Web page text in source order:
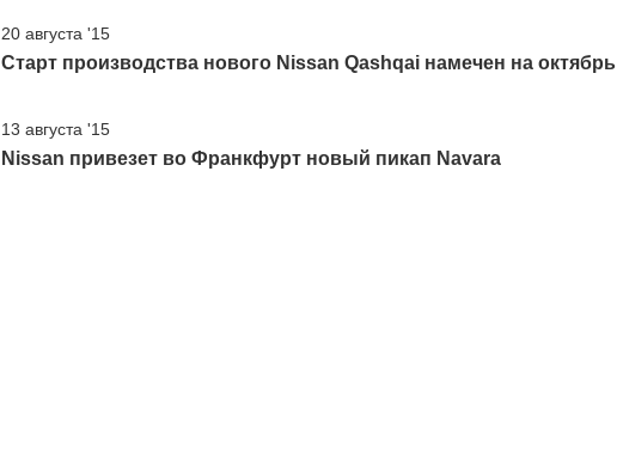
20 августа '15
Старт производства нового Nissan Qashqai намечен на октябрь
13 августа '15
Nissan привезет во Франкфурт новый пикап Navara